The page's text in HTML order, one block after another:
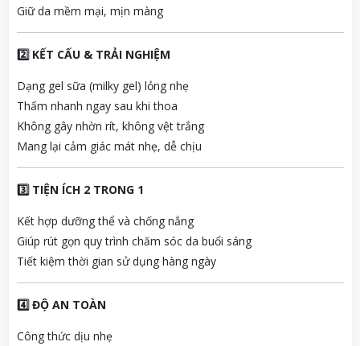
Giữ da mềm mại, mịn màng
2️⃣ KẾT CẤU & TRẢI NGHIỆM
Dạng gel sữa (milky gel) lỏng nhẹ
Thấm nhanh ngay sau khi thoa
Không gây nhờn rít, không vệt trắng
Mang lại cảm giác mát nhẹ, dễ chịu
3️⃣ TIỆN ÍCH 2 TRONG 1
Kết hợp dưỡng thể và chống nắng
Giúp rút gọn quy trình chăm sóc da buổi sáng
Tiết kiệm thời gian sử dụng hàng ngày
4️⃣ ĐỘ AN TOÀN
Công thức dịu nhẹ